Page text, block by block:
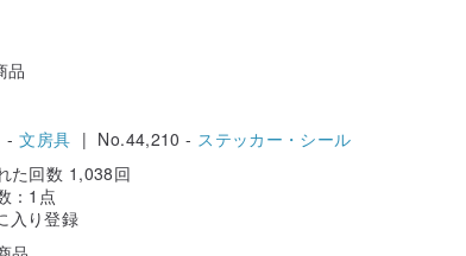
品
-文房具 | No.44,210 - ステッカー・シール
た回数 1,038回
：1点
入り登録